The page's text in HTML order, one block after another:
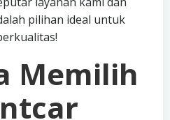
pilihan ideal untuk
Memilih